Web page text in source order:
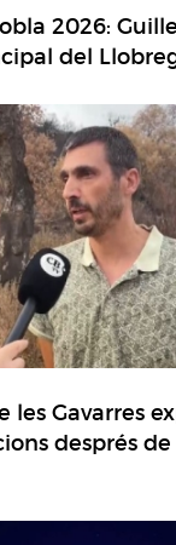
2026:
del
les Gavarres
després